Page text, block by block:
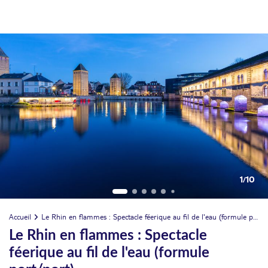
1/10
Accueil Le Rhin en flammes : Spectacle féerique au fil de l'eau (formule port/port)
Le Rhin en flammes : Spectacle
féerique au fil de l'eau (formule